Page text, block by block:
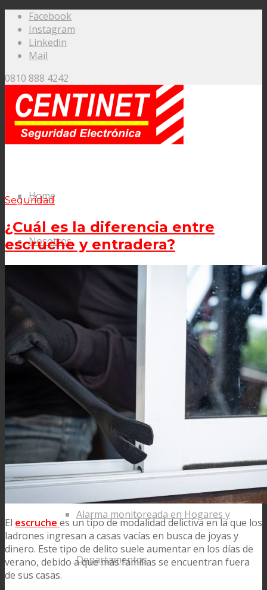
Facebook
Instagram
Linkedin
Mail
0810 888 4242
Home
Nosotros
Sistemas
Agro
Centinet Agro
Hogar
Alarma monitoreada en Hogares y
Departamentos
Seguridad
¿Cuál es la diferencia entre
escruche y entradera?
El escruche es un tipo de modalidad delictiva en la que los
ladrones ingresan a casas vacías en busca de joyas y
dinero. Este tipo de delito suele aumentar en los días de
verano, debido a que más familias se encuentran fuera
de sus casas.